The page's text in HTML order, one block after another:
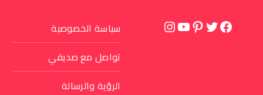
فيسبوك
تويتربينتريست
يوتيوبإنستجرام
سياسة الخصوصية
تواصل مع صديقي
الرؤية والرسالة